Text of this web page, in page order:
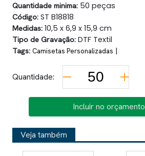
Quantidade minima: 50 peças
Código: ST B18818
Medidas: 10,5 x 6,9 x 15,9 cm
Tipo de Gravação: DTF Textil
Tags: Camisetas Personalizadas |
Quantidade:
Incluir no orçamento
Veja também